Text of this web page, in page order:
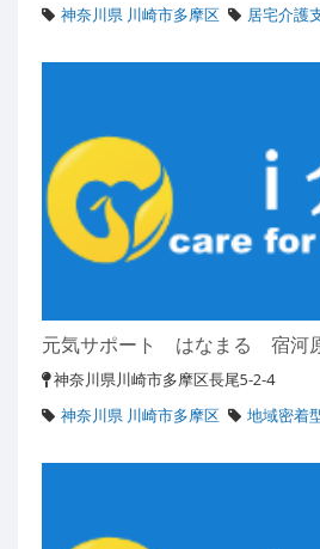
神奈川県 川崎市多摩区
居宅介護
元気サポート はなまる 宿河
神奈川県川崎市多摩区長尾5-2-4
神奈川県 川崎市多摩区
地域密着